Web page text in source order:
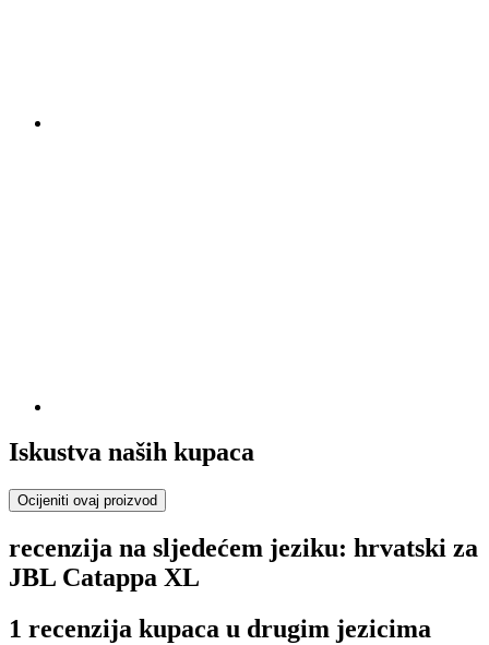
Iskustva naših kupaca
Ocijeniti ovaj proizvod
recenzija na sljedećem jeziku: hrvatski za
JBL Catappa XL
1 recenzija kupaca u drugim jezicima